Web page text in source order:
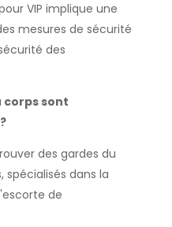
VIP implique une
mesures de sécurité
des
corps sont
des gardes du
dans la
de